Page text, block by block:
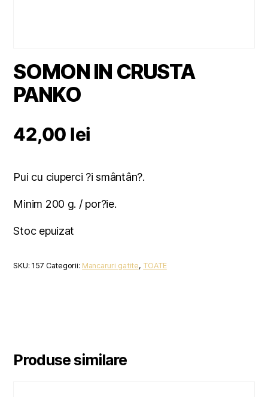
SOMON IN CRUSTA
PANKO
42,00 lei
Pui cu ciuperci ?i smântân?.
Minim 200 g. / por?ie.
Stoc epuizat
SKU:157 Categorii: Mancaruri gatite, TOATE
Produse similare